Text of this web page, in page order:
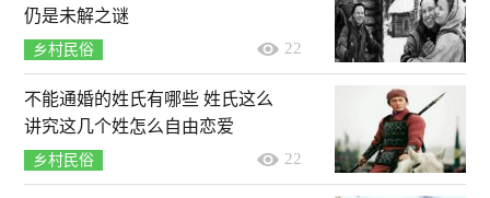
仍是未解之谜
乡村民俗 22
不能通婚的姓氏有哪些 姓氏这么
讲究这几个姓怎么自由恋爱
乡村民俗 22